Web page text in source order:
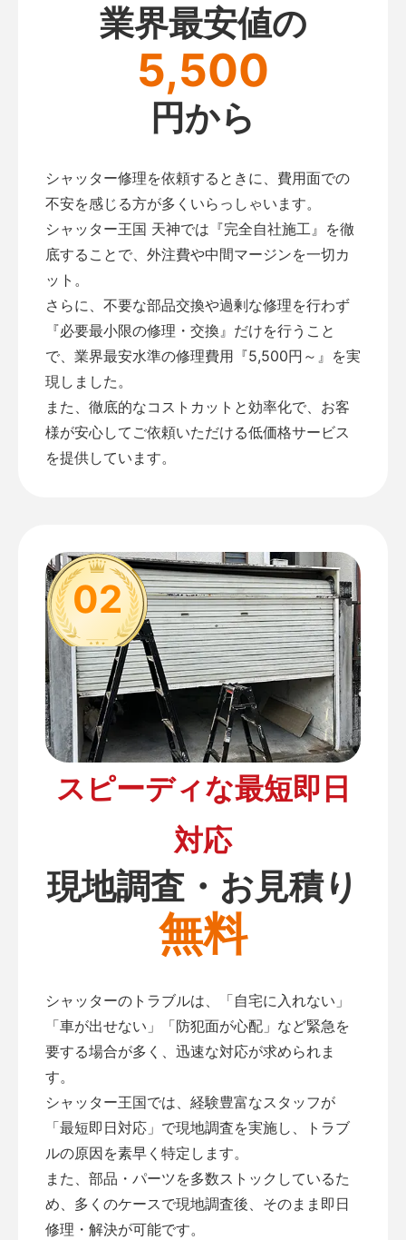
業界最安値の
5,500
円から
シャッター修理を依頼するときに、費用面での
不安を感じる方が多くいらっしゃいます。
シャッター王国 天神では『完全自社施工』を徹
底することで、外注費や中間マージンを一切カ
ット。
さらに、不要な部品交換や過剰な修理を行わず
『必要最小限の修理・交換』だけを行うこと
で、業界最安水準の修理費用『5,500円～』を実
現しました。
また、徹底的なコストカットと効率化で、お客
様が安心してご依頼いただける低価格サービス
を提供しています。
02
スピーディな最短即日
対応
現地調査・お見積り
無料
シャッターのトラブルは、「自宅に入れない」
「車が出せない」「防犯面が心配」など緊急を
要する場合が多く、迅速な対応が求められま
す。
シャッター王国では、経験豊富なスタッフが
「最短即日対応」で現地調査を実施し、トラブ
ルの原因を素早く特定します。
また、部品・パーツを多数ストックしているた
め、多くのケースで現地調査後、そのまま即日
修理・解決が可能です。